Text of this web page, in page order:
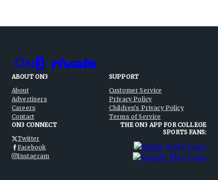
ABOUT ON3
About
Advertisers
Careers
Contact
SUPPORT
Customer Service
Privacy Policy
Children's Privacy Policy
Terms of Service
ON3 CONNECT
Twitter
Facebook
Instagram
THE ON3 APP FOR COLLEGE
SPORTS FANS: